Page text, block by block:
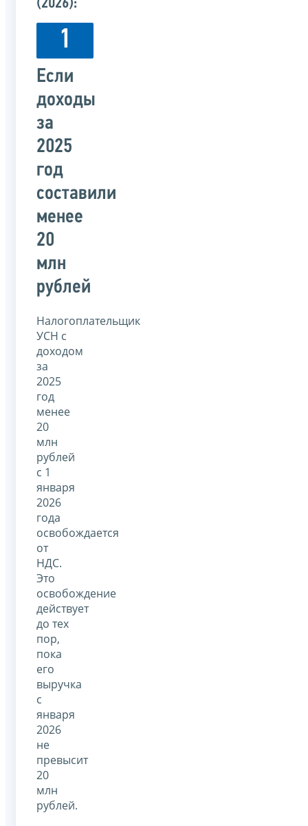
(2026):
1
Если
доходы
за
2025
год
составили
менее
20
млн
рублей
Налогоплательщик
УСН с
доходом
за
2025
год
менее
20
млн
рублей
с 1
января
2026
года
освобождается
от
НДС.
Это
освобождение
действует
до тех
пор,
пока
его
выручка
с
января
2026
не
превысит
20
млн
рублей.